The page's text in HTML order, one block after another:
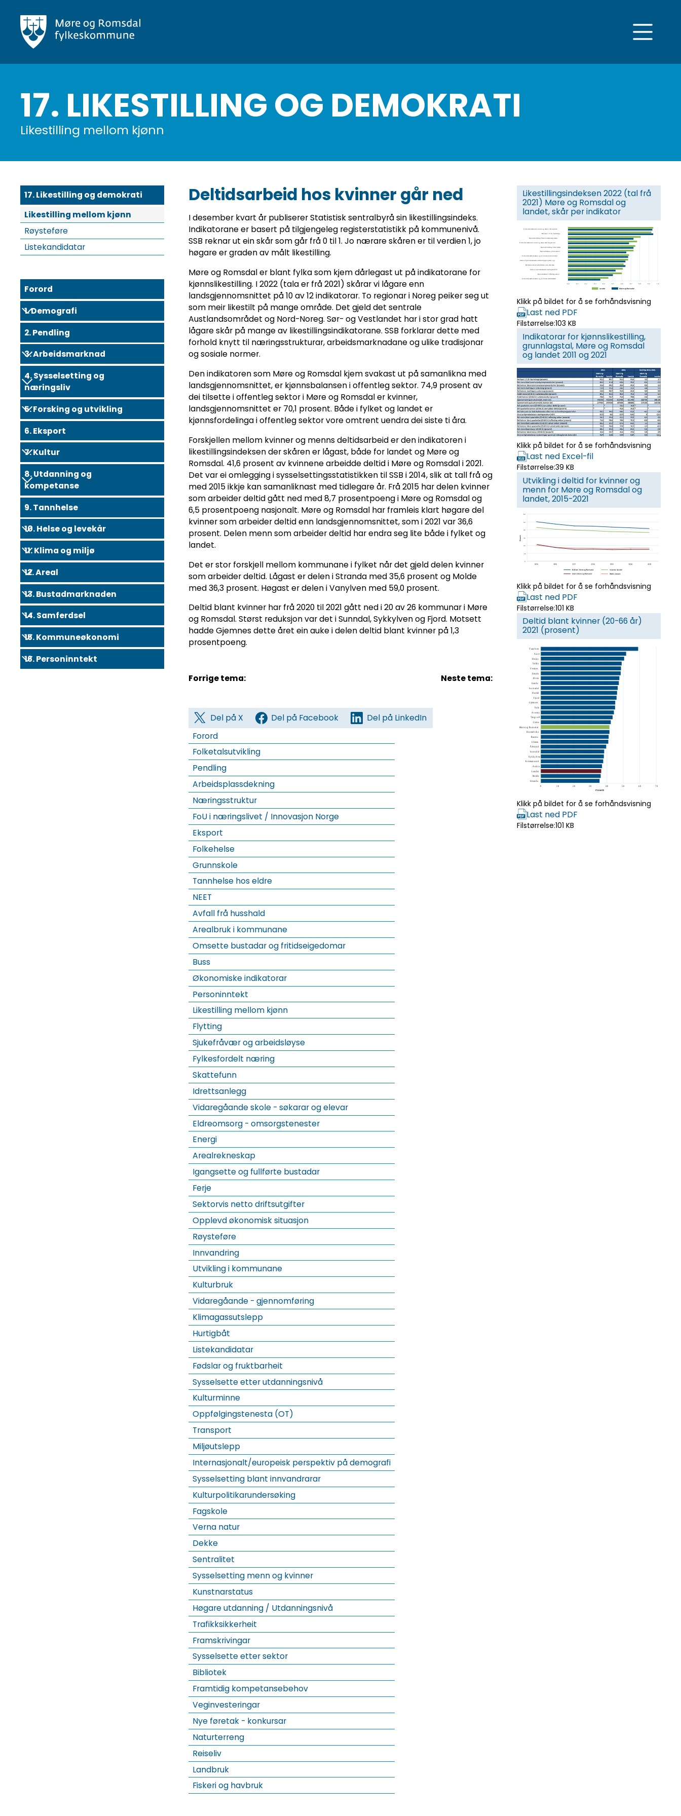
hovedinnhold
17. LIKESTILLING OG DEMOKRATI
Likestilling mellom kjønn
17. Likestilling og demokrati
Likestilling mellom kjønn
Røysteføre
Listekandidatar
Forord
1. Demografi
2. Pendling
3. Arbeidsmarknad
4. Sysselsetting og
næringsliv
5. Forsking og utvikling
6. Eksport
7. Kultur
8. Utdanning og
kompetanse
9. Tannhelse
10. Helse og levekår
11. Klima og miljø
12. Areal
13. Bustadmarknaden
14. Samferdsel
15. Kommuneøkonomi
16. Personinntekt
Deltidsarbeid hos kvinner går ned
I desember kvart år publiserer Statistisk sentralbyrå sin likestillingsindeks.
Indikatorane er basert på tilgjengeleg registerstatistikk på kommunenivå.
SSB reknar ut ein skår som går frå 0 til 1. Jo nærare skåren er til verdien 1, jo
høgare er graden av målt likestilling.
Møre og Romsdal er blant fylka som kjem dårlegast ut på indikatorane for
kjønnslikestilling. I 2022 (tala er frå 2021) skårar vi lågare enn
landsgjennomsnittet på 10 av 12 indikatorar. To regionar i Noreg peiker seg ut
som meir likestilt på mange område. Det gjeld det sentrale
Austlandsområdet og Nord-Noreg. Sør- og Vestlandet har i stor grad hatt
lågare skår på mange av likestillingsindikatorane. SSB forklarar dette med
forhold knytt til næringsstrukturar, arbeidsmarknadane og ulike tradisjonar
og sosiale normer.
Den indikatoren som Møre og Romsdal kjem svakast ut på samanlikna med
landsgjennomsnittet, er kjønnsbalansen i offentleg sektor. 74,9 prosent av
dei tilsette i offentleg sektor i Møre og Romsdal er kvinner,
landsgjennomsnittet er 70,1 prosent. Både i fylket og landet er
kjønnsfordelinga i offentleg sektor vore omtrent uendra dei siste ti åra.
Forskjellen mellom kvinner og menns deltidsarbeid er den indikatoren i
likestillingsindeksen der skåren er lågast, både for landet og Møre og
Romsdal. 41,6 prosent av kvinnene arbeidde deltid i Møre og Romsdal i 2021.
Det var ei omlegging i sysselsettingsstatistikken til SSB i 2014, slik at tall frå og
med 2015 ikkje kan samanliknast med tidlegare år. Frå 2015 har delen kvinner
som arbeider deltid gått ned med 8,7 prosentpoeng i Møre og Romsdal og
6,5 prosentpoeng nasjonalt. Møre og Romsdal har framleis klart høgare del
kvinner som arbeider deltid enn landsgjennomsnittet, som i 2021 var 36,6
prosent. Delen menn som arbeider deltid har endra seg lite både i fylket og
landet.
Det er stor forskjell mellom kommunane i fylket når det gjeld delen kvinner
som arbeider deltid. Lågast er delen i Stranda med 35,6 prosent og Molde
med 36,3 prosent. Høgast er delen i Vanylven med 59,0 prosent.
Deltid blant kvinner har frå 2020 til 2021 gått ned i 20 av 26 kommunar i Møre
og Romsdal. Størst reduksjon var det i Sunndal, Sykkylven og Fjord. Motsett
hadde Gjemnes dette året ein auke i delen deltid blant kvinner på 1,3
prosentpoeng.
Forrige tema: Neste tema:
Del på X Del på Facebook
Del på LinkedIn
Forord
Folketalsutvikling
Pendling
Arbeidsplassdekning
Næringsstruktur
FoU i næringslivet / Innovasjon Norge
Eksport
Folkehelse
Grunnskole
Tannhelse hos eldre
NEET
Avfall frå husshald
Arealbruk i kommunane
Omsette bustadar og fritidseigedomar
Buss
Økonomiske indikatorar
Personinntekt
Likestilling mellom kjønn
Flytting
Sjukefråvær og arbeidsløyse
Fylkesfordelt næring
Skattefunn
Idrettsanlegg
Vidaregåande skole - søkarar og elevar
Eldreomsorg - omsorgstenester
Energi
Arealrekneskap
Igangsette og fullførte bustadar
Ferje
Sektorvis netto driftsutgifter
Opplevd økonomisk situasjon
Røysteføre
Innvandring
Utvikling i kommunane
Kulturbruk
Vidaregåande - gjennomføring
Klimagassutslepp
Hurtigbåt
Listekandidatar
Fødslar og fruktbarheit
Sysselsette etter utdanningsnivå
Kulturminne
Oppfølgingstenesta (OT)
Transport
Miljøutslepp
Internasjonalt/europeisk perspektiv på demografi
Sysselsetting blant innvandrarar
Kulturpolitikarundersøking
Fagskole
Verna natur
Dekke
Sentralitet
Sysselsetting menn og kvinner
Kunstnarstatus
Høgare utdanning / Utdanningsnivå
Trafikksikkerheit
Framskrivingar
Sysselsette etter sektor
Bibliotek
Framtidig kompetansebehov
Veginvesteringar
Nye føretak - konkursar
Naturterreng
Reiseliv
Landbruk
Fiskeri og havbruk
Likestillingsindeksen 2022 (tal frå
2021) Møre og Romsdal og
landet, skår per indikator
Klikk på bildet for å se forhåndsvisning
Last ned PDF
Filstørrelse:103 KB
Indikatorar for kjønnslikestilling,
grunnlagstal, Møre og Romsdal
og landet 2011 og 2021
Klikk på bildet for å se forhåndsvisning
Last ned Excel-fil
Filstørrelse:39 KB
Utvikling i deltid for kvinner og
menn for Møre og Romsdal og
landet, 2015-2021
Klikk på bildet for å se forhåndsvisning
Last ned PDF
Filstørrelse:101 KB
Deltid blant kvinner (20-66 år)
2021 (prosent)
Klikk på bildet for å se forhåndsvisning
Last ned PDF
Filstørrelse:101 KB